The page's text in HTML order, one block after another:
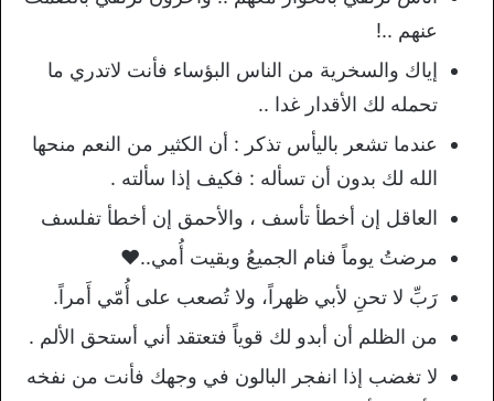
ﻋﻨﻬﻢ ..!
إياك والسخرية من الناس البؤساء فأنت لاتدري ما
تحمله لك الأقدار غدا ..
عندما تشعر باليأس تذكر : أن الكثير من النعم منحها
الله لك بدون أن تسأله : فكيف إذا سألته .
العاقل إن أخطأ تأسف ، والأحمق إن أخطأ تفلسف
مرضتُ يوماً فنام الجميعُ وبقيت أُمي..❤️
رَبِّ لا تحنِ لأبي ظهراً، ولا تُصعب على أُمّي أَمراً.
من الظلم أن أبدو لك قوياً فتعتقد أني أستحق الألم .
لا تغضب إذا انفجر البالون في وجهك فأنت من نفخه